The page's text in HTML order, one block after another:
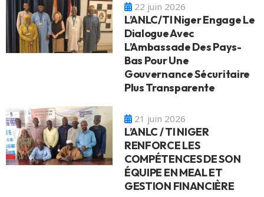
22 juin 2026
L’ANLC/TI Niger Engage Le
Dialogue Avec
L’Ambassade Des Pays-
Bas Pour Une
Gouvernance Sécuritaire
Plus Transparente
21 juin 2026
L’ANLC / TI NIGER
RENFORCE LES
COMPÉTENCES DE SON
ÉQUIPE EN MEAL ET
GESTION FINANCIÈRE